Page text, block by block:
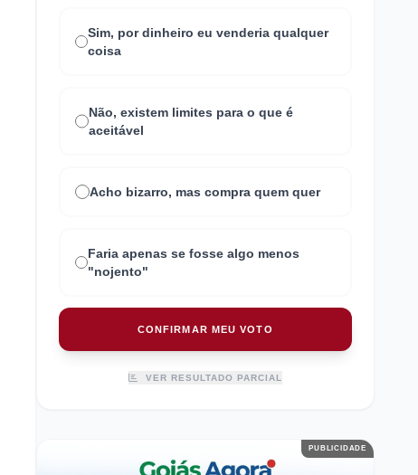
Sim, por dinheiro eu venderia qualquer
coisa
Não, existem limites para o que é
aceitável
Acho bizarro, mas compra quem quer
Faria apenas se fosse algo menos
"nojento"
CONFIRMAR MEU VOTO
VER RESULTADO PARCIAL
PUBLICIDADE